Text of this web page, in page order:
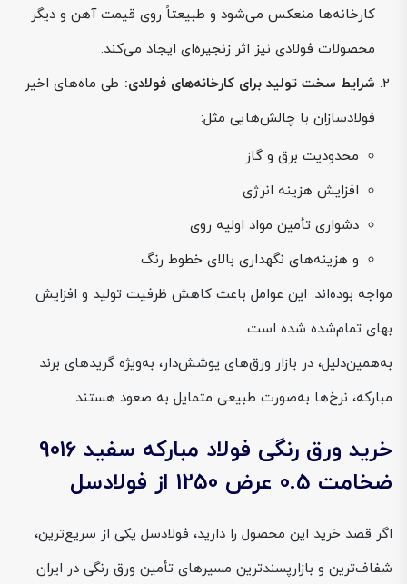
کارخانه‌ها منعکس می‌شود و طبیعتاً روی قیمت آهن و دیگر
محصولات فولادی نیز اثر زنجیره‌ای ایجاد می‌کند.
شرایط سخت تولید برای کارخانه‌های فولادی: طی ماه‌های اخیر
فولادسازان با چالش‌هایی مثل:
محدودیت برق و گاز
افزایش هزینه انرژی
دشواری تأمین مواد اولیه روی
و هزینه‌های نگهداری بالای خطوط رنگ
مواجه بوده‌اند. این عوامل باعث کاهش ظرفیت تولید و افزایش
بهای تمام‌شده شده است.
به‌همین‌دلیل، در بازار ورق‌های پوشش‌دار، به‌ویژه گریدهای برند
مبارکه، نرخ‌ها به‌صورت طبیعی متمایل به صعود هستند.
خرید ورق رنگی فولاد مبارکه سفید 9016
ضخامت 0.5 عرض 1250 از فولادسل
اگر قصد خرید این محصول را دارید، فولادسل یکی از سریع‌ترین،
شفاف‌ترین و بازارپسندترین مسیرهای تأمین ورق رنگی در ایران